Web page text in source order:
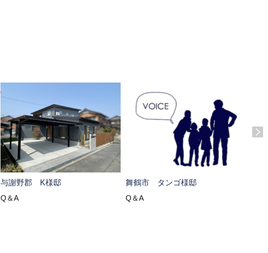
与謝野郡 K様邸
Q＆A
舞鶴市 タンゴ様邸
Q＆A